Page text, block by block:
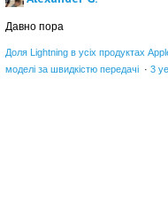
Давно пора
Доля Lightning в усіх продуктах
моделі за швидкістю передачі · 3